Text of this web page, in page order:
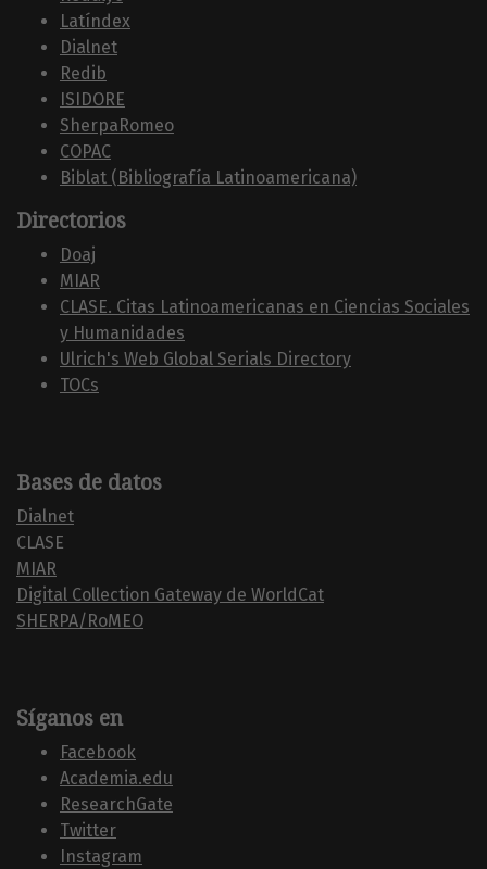
Latíndex
Dialnet
Redib
ISIDORE
SherpaRomeo
COPAC
Biblat (Bibliografía Latinoamericana)
Directorios
Doaj
MIAR
CLASE. Citas Latinoamericanas en Ciencias Sociales
y Humanidades
Ulrich's Web Global Serials Directory
TOCs
Bases de datos
Dialnet
CLASE
MIAR
Digital Collection Gateway de WorldCat
SHERPA/RoMEO
Síganos en
Facebook
Academia.edu
ResearchGate
Twitter
Instagram